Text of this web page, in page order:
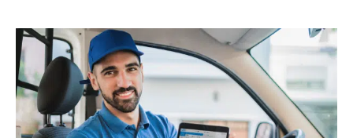
Πώς
να
διαχειρίζεστε
τοπικές
παραλαβές
και